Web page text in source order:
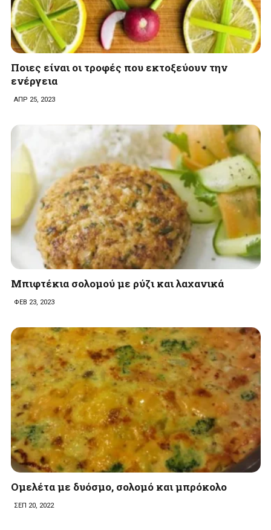
Ποιες είναι οι τροφές που εκτοξεύουν την
ενέργεια
ΑΠΡ 25, 2023
Μπιφτέκια σολομού με ρύζι και λαχανικά
ΦΕΒ 23, 2023
Ομελέτα με δυόσμο, σολομό και μπρόκολο
ΣΕΠ 20, 2022